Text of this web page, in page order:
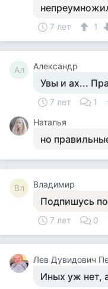
7 лет 1
Ал Александр
Увы и ах...
7 лет 1
Наталья
но
Вл Владимир
Подпишусь
7 лет 0
Лев Дувидович
Иных уж нет,